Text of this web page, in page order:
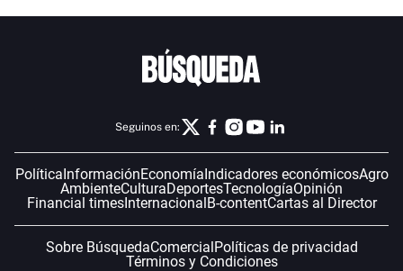
Seguinos en:
PolíticaInformaciónEconomíaIndicadores económicosAgro
AmbienteCulturaDeportesTecnologíaOpinión
Financial timesInternacionalB-contentCartas al Director
Sobre BúsquedaComercialPolíticas de privacidad
Términos y Condiciones